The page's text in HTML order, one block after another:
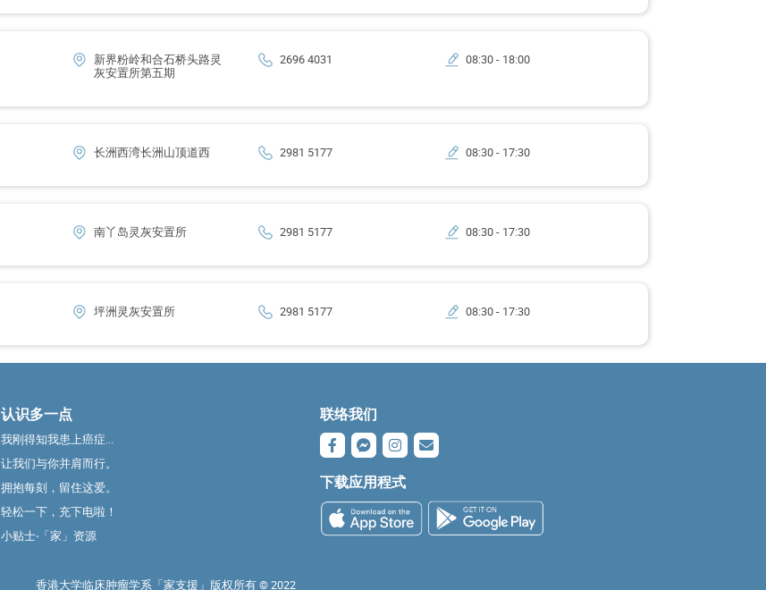
新界粉岭和合石桥头路灵
灰安置所第五期
2696 4031 08:30 - 18:00
长洲西湾长洲山顶道西 2981 5177 08:30 - 17:30
南丫岛灵灰安置所 2981 5177 08:30 - 17:30
坪洲灵灰安置所 2981 5177 08:30 - 17:30
认识多一点
我刚得知我患上癌症...
让我们与你并肩而行。
拥抱每刻，留住这爱。
轻松一下，充下电啦！
小贴士‧「家」资源
联络我们
下载应用程式
香港大学临床肿瘤学系「家支援」版权所有 ©️ 2022